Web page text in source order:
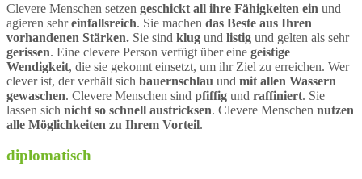
Clevere Menschen setzen geschickt all ihre Fähigkeiten ein und
agieren sehreinfallsreich. Sie machen das Beste aus Ihren
vorhandenen Stärken. Sie sind klug und listig und gelten als sehr
gerissen. Eine clevere Person verfügt über eine geistige
Wendigkeit, die sie gekonnt einsetzt, um ihr Ziel zu erreichen. Wer
clever ist, der verhält sich bauernschlau und mit allen Wassern
gewaschen. Clevere Menschen sind pfiffig und raffiniert. Sie
lassen sich nicht so schnell austricksen. Clevere Menschen nutzen
alle Möglichkeiten zu Ihrem Vorteil.
diplomatisch